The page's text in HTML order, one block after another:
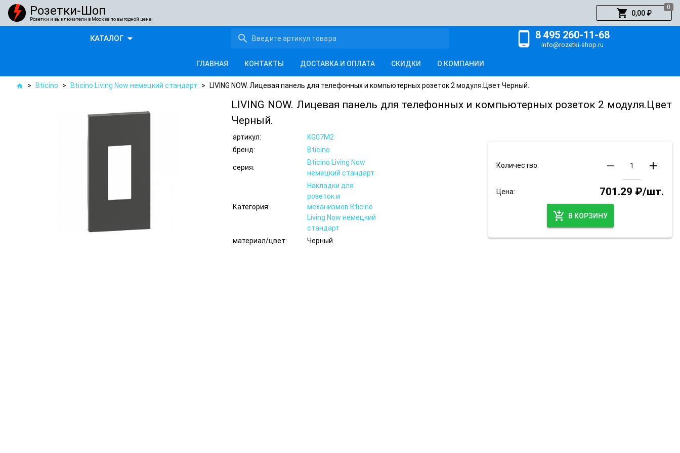
Розетки-Шоп
Розетки и выключатели в Москве по выгодной цене! shopping_cart 0,00 ₽
0
КАТАЛОГarrow_drop_down search phone_android 8 495 260-11-68
info@rozetki-shop.ru
ГЛАВНАЯ КОНТАКТЫ ДОСТАВКА И ОПЛАТА СКИДКИ О КОМПАНИИ
home > Bticino > Bticino Living Now немецкий стандарт > LIVING NOW. Лицевая панель для телефонных и компьютерных розеток 2 модуля.Цвет Черный.
LIVING NOW. Лицевая панель для телефонных и компьютерных розеток 2 модуля.Цвет
Черный.
артикул:
KG07M2
бренд:
Bticino
серия:
Bticino Living Now
немецкий стандарт
Категория:
Накладки для
розеток и
механизмов Bticino
Living Now немецкий
стандарт
материал/цвет:
Черный
Количество: remove add
Цена:
701.29 ₽/шт.
add_shopping_cart
В КОРЗИНУ